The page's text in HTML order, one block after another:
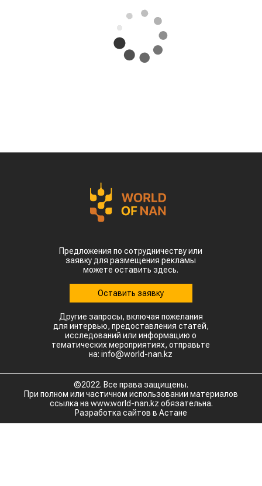
Предложения по сотрудничеству или
заявку для размещения рекламы
можете оставить здесь.
Оставить заявку
Другие запросы, включая пожелания
для интервью, предоставления статей,
исследований или информацию о
тематических мероприятиях, отправьте
на: info@world-nan.kz
©2022. Все права защищены.
При полном или частичном использовании материалов
ссылка на www.world-nan.kz обязательна.
Разработка сайтов в Астане